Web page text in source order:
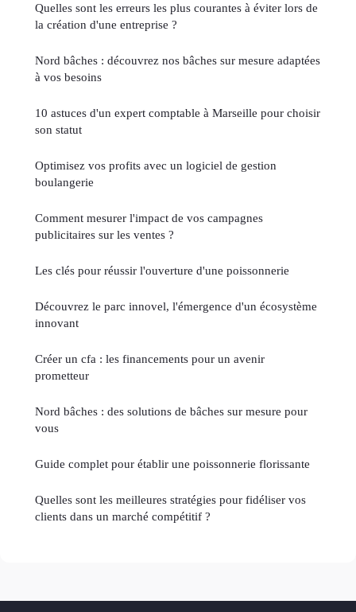
Quelles sont les erreurs les plus courantes à éviter lors de
la création d'une entreprise ?
Nord bâches : découvrez nos bâches sur mesure adaptées
à vos besoins
10 astuces d'un expert comptable à Marseille pour choisir
son statut
Optimisez vos profits avec un logiciel de gestion
boulangerie
Comment mesurer l'impact de vos campagnes
publicitaires sur les ventes ?
Les clés pour réussir l'ouverture d'une poissonnerie
Découvrez le parc innovel, l'émergence d'un écosystème
innovant
Créer un cfa : les financements pour un avenir
prometteur
Nord bâches : des solutions de bâches sur mesure pour
vous
Guide complet pour établir une poissonnerie florissante
Quelles sont les meilleures stratégies pour fidéliser vos
clients dans un marché compétitif ?